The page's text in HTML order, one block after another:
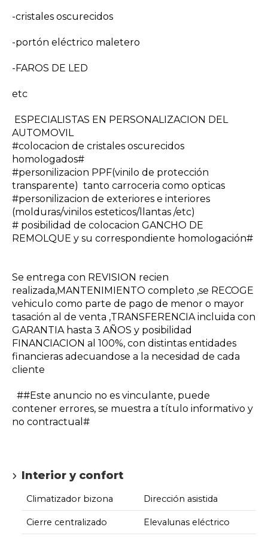
-cristales oscurecidos
-portón eléctrico maletero
-FAROS DE LED
etc
ESPECIALISTAS EN PERSONALIZACION DEL
AUTOMOVIL
#colocacion de cristales oscurecidos
homologados#
#personilizacion PPF(vinilo de protección
transparente) tanto carroceria como opticas
#personilizacion de exteriores e interiores
(molduras/vinilos esteticos/llantas /etc)
# posibilidad de colocacion GANCHO DE
REMOLQUE y su correspondiente homologación#
Se entrega con REVISION recien
realizada,MANTENIMIENTO completo ,se RECOGE
vehiculo como parte de pago de menor o mayor
tasación al de venta ,TRANSFERENCIA incluida con
GARANTIA hasta 3 AÑOS y posibilidad
FINANCIACION al 100%, con distintas entidades
financieras adecuandose a la necesidad de cada
cliente
##Este anuncio no es vinculante, puede
contener errores, se muestra a título informativo y
no contractual#
Interior y confort
Climatizador bizona Dirección asistida
Cierre centralizado Elevalunas eléctrico